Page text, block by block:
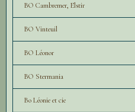
BO Cambremer, Elstir
BO Vinteuil
BO Léonor
BO Stermania
Bo Léonie et cie